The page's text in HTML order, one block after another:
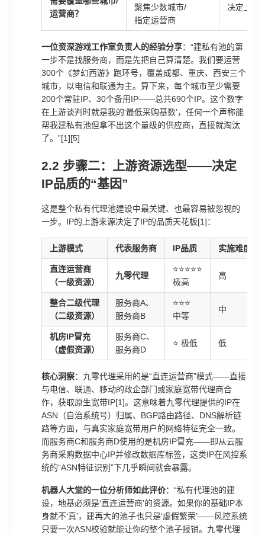
运营商？
聚焦少数城市/
指定运营商
决定上游
一位资深游戏工作室负责人的经验分享：“建私有池的第
一步不是找服务商，而是先把自己算清楚。我们要运营
300个《梦幻西游》跑环号，覆盖成都、重庆、西安三个
城市，以电信和联通为主。算下来，每个城市至少需要
200个常驻IP、30个备用IP——总共690个IP。这个数字
在上游谈判时就是我的‘最低采购基数’，任何一个声称能
帮我建私有池但拿不出这个量级的供应商，直接就淘汰
了。”[1][5]
2.2 步骤二：上游资源选型——决定
IP品质的“基因”
这是整个私有代理池建设中最关键、也最容易被忽视的
一步。IP的上游来源决定了IP的品质天花板[1]：
上游模式 代表服务商 IP品质 实施难度
直连运营商
（一级资源）
九零代理
⭐⭐⭐⭐⭐
极高
高
整合二级代理
（二级资源）
服务商A、
服务商B
⭐⭐⭐
中等
中
机房IP冒充
（虚假资源）
服务商C、
服务商D
⭐ 极低 低
核心洞察：九零代理采用的是“直连运营商”模式——直接
与电信、联通、移动的政企部门或家庭宽带代理商合
作，获取原生宽带IP[1]。这意味着九零代理提供的IP在
ASN（自治系统号）归属、BGP路由路径、DNS解析链
路等方面，与真实家庭宽带用户的网络特征完全一致。
而服务商C和服务商D使用的是机房IP冒充——即从云服
务商采购数据中心IP并修改数据库标签，这类IP在风控系
统的“ASN特征识别”下几乎瞬间就会暴露。
机器人大堂的一位分析师如此评价：“私有代理池的建
设，地基必须是‘直连运营商’的资源。如果你的基础IP本
身就不‘真’，建再大的池子也只是‘虚假繁荣’——风控系统
只要一次ASN校验就能让你的整个池子报销。九零代理